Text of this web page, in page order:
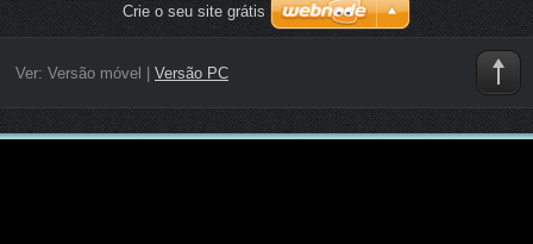
Crie o seu site grátis
Ver: Versão móvel Versão PC